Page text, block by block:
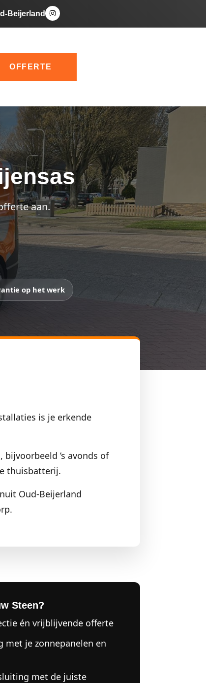
Beijerland
OFFERTE
aan.
op het werk
is je erkende
’s avonds of
thuisbatterij.
Oud-Beijerland
Steen?
én vrijblijvende offerte
met je zonnepanelen en
met de juiste